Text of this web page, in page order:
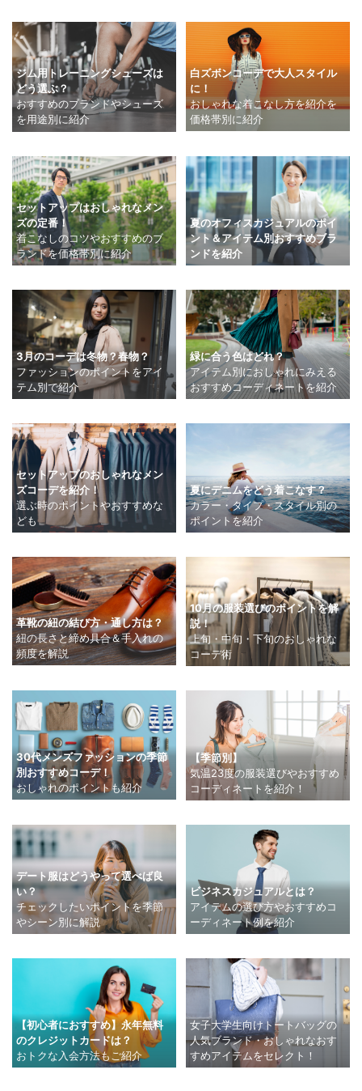
ジム用トレーニングシューズは
どう選ぶ？
おすすめのブランドやシューズ
を用途別に紹介
白ズボンコーデで大人スタイル
に！
おしゃれな着こなし方を紹介を
価格帯別に紹介
セットアップはおしゃれなメン
ズの定番！
着こなしのコツやおすすめのブ
ランドを価格帯別に紹介
夏のオフィスカジュアルのポイ
ント＆アイテム別おすすめブラ
ンドを紹介
3月のコーデは冬物？春物？
ファッションのポイントをアイ
テム別で紹介
緑に合う色はどれ？
アイテム別におしゃれにみえる
おすすめコーディネートを紹介
セットアップのおしゃれなメン
ズコーデを紹介！
選ぶ時のポイントやおすすめな
ども
夏にデニムをどう着こなす？
カラー・タイプ・スタイル別の
ポイントを紹介
革靴の紐の結び方・通し方は？
紐の長さと締め具合＆手入れの
頻度を解説
10月の服装選びのポイントを解
説！
上旬・中旬・下旬のおしゃれな
コーデ術
30代メンズファッションの季節
別おすすめコーデ！
おしゃれのポイントも紹介
【季節別】
気温23度の服装選びやおすすめ
コーディネートを紹介！
デート服はどうやって選べば良
い？
チェックしたいポイントを季節
やシーン別に解説
ビジネスカジュアルとは？
アイテムの選び方やおすすめコ
ーディネート例を紹介
【初心者におすすめ】永年無料
のクレジットカードは？
おトクな入会方法もご紹介
女子大学生向けトートバッグの
人気ブランド・おしゃれなおす
すめアイテムをセレクト！